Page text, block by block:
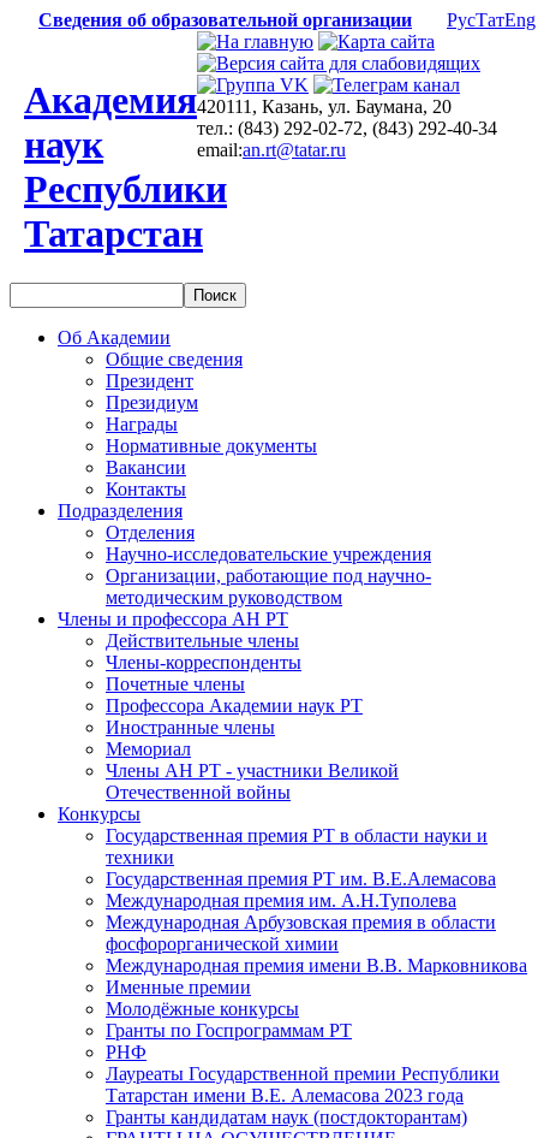
Сведения об образовательной организации РусТатEng
Академия
наук
Республики
Татарстан
420111, Казань, ул. Баумана, 20
тел.: (843) 292-02-72, (843) 292-40-34
email:an.rt@tatar.ru
Об Академии
Общие сведения
Президент
Президиум
Награды
Нормативные документы
Вакансии
Контакты
Подразделения
Отделения
Научно-исследовательские учреждения
Организации, работающие под научно-
методическим руководством
Члены и профессора АН РТ
Действительные члены
Члены-корреспонденты
Почетные члены
Профессора Академии наук РТ
Иностранные члены
Мемориал
Члены АН РТ - участники Великой
Отечественной войны
Конкурсы
Государственная премия РТ в области науки и
техники
Государственная премия РТ им. В.Е.Алемасова
Международная премия им. А.Н.Туполева
Международная Арбузовская премия в области
фосфорорганической химии
Международная премия имени В.В. Марковникова
Именные премии
Молодёжные конкурсы
Гранты по Госпрограммам РТ
РНФ
Лауреаты Государственной премии Республики
Татарстан имени В.Е. Алемасова 2023 года
Гранты кандидатам наук (постдокторантам)